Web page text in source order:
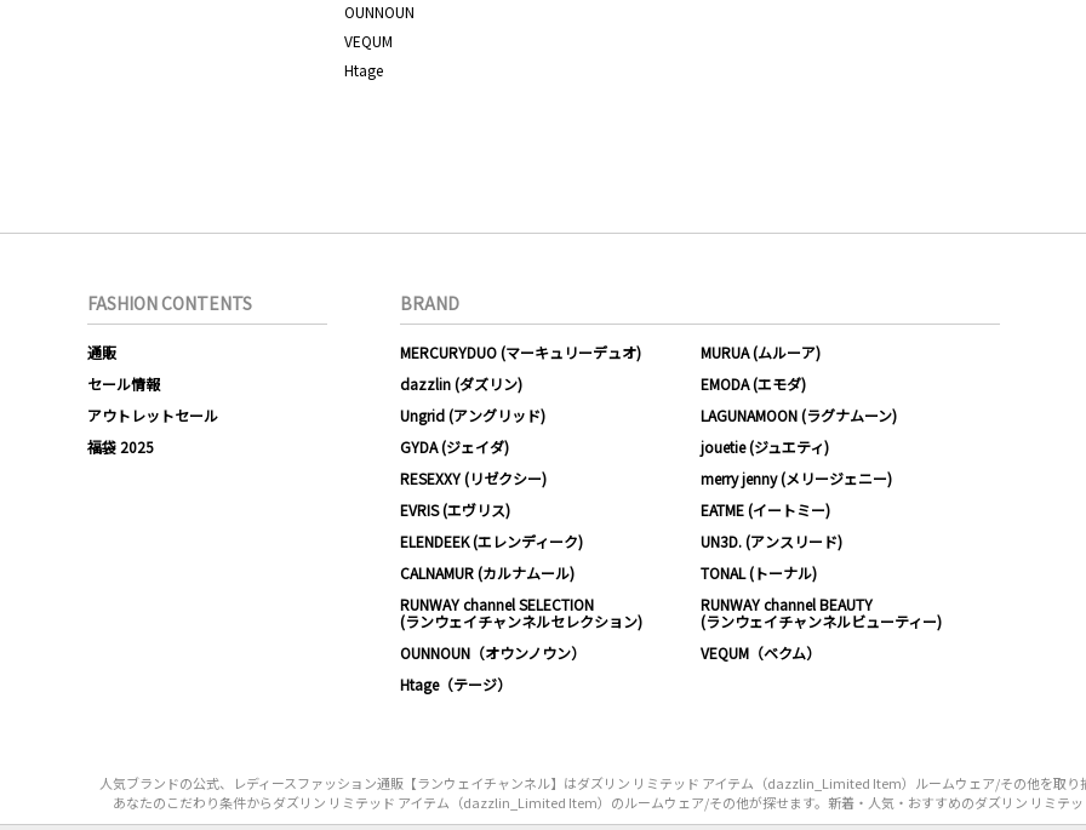
OUNNOUN
VEQUM
Htage
FASHION CONTENTS
通販
セール情報
アウトレットセール
福袋 2025
BRAND
MERCURYDUO (マーキュリーデュオ)
MURUA (ムルーア)
dazzlin (ダズリン)
EMODA (エモダ)
Ungrid (アングリッド)
LAGUNAMOON (ラグナムーン)
GYDA (ジェイダ)
jouetie (ジュエティ)
RESEXXY (リゼクシー)
merry jenny (メリージェニー)
EVRIS (エヴリス)
EATME (イートミー)
ELENDEEK (エレンディーク)
UN3D. (アンスリード)
CALNAMUR (カルナムール)
TONAL (トーナル)
RUNWAY channel SELECTION
(ランウェイチャンネルセレクション)
RUNWAY channel BEAUTY
(ランウェイチャンネルビューティー)
OUNNOUN（オウンノウン）
VEQUM（ベクム）
Htage（テージ）
人気ブランドの公式、レディースファッション通販【ランウェイチャンネル】はダズリン リミテッド アイテム（dazzlin_Limited Item）ルームウェア/その他を取
あなたのこだわり条件からダズリン リミテッド アイテム（dazzlin_Limited Item）のルームウェア/その他が探せます。新着・人気・おすすめのダズリン リミ